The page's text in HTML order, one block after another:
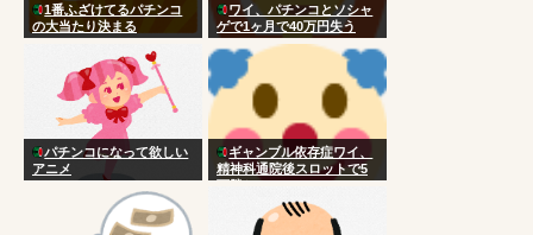
1番ふざけてるパチンコ
の大当たり決まる
ワイ、パチンコとソシャ
ゲで1ヶ月で40万円失う
パチンコになって欲しい
アニメ
ギャンブル依存症ワイ、
精神科通院後スロットで5
万勝ち